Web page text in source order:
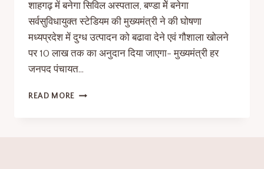
शाहगढ़ में बनेगा सिविल अस्पताल, बण्डा मेें बनेगा
सर्वसुविधायुक्त स्टेडियम की मुख्यमंत्री ने की घोषणा
मध्यप्रदेश में दुग्ध उत्पादन को बढावा देने एवं गौशाला खोलने
पर 10 लाख तक का अनुदान दिया जाएगा- मुख्यमंत्री हर
जनपद पंचायत…
READ MORE